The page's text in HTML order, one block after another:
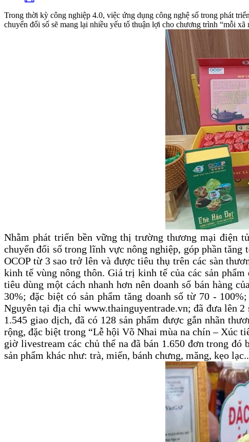
Trong thời kỳ công nghiệp 4.0, việc ứng dụng công nghệ số trong phát
chuyển đổi số sẽ mang lại nhiều yếu tố thuận lợi cho chương trình “mỗi
Nhằm phát triển bền vững thị trường thương mại điện
chuyển đổi số trong lĩnh vực nông nghiệp, góp phần tăng
OCOP từ 3 sao trở lên và được tiêu thụ trên các sàn
kinh tế vùng nông thôn. Giá trị kinh tế của các sản
tiêu dùng một cách nhanh hơn nên doanh số bán hàng
30%; đặc biệt có sản phẩm tăng doanh số từ 70 -
Nguyên tại địa chỉ www.thainguyentrade.vn; đã đưa lên
1.545 giao dịch, đã có 128 sản phẩm được gắn nhãn
rộng, đặc biệt trong “Lễ hội Võ Nhai mùa na chín – Xúc
giờ livestream các chủ thể na đã bán 1.650 đơn trong
sản phẩm khác như: trà, miến, bánh chưng, măng, kẹo